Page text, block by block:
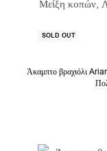
SOLD OUT
Άκαμπτο βραχιόλι